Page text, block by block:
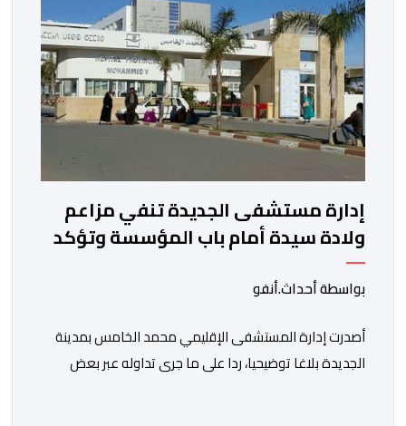
إدارة مستشفى الجديدة تنفي مزاعم
ولادة سيدة أمام باب المؤسسة وتؤكد
فتح تحقيق
بواسطة أحداث.أنفو
أصدرت إدارة المستشفى الإقليمي محمد الخامس بمدينة
الجديدة بلاغا توضيحيا، ردا على ما جرى تداوله عبر بعض